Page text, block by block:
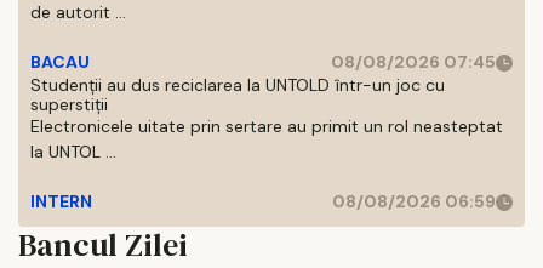
de autorit ...
BACAU
08/08/2026 07:45
Studenții au dus reciclarea la UNTOLD într-un joc cu
superstiții
Electronicele uitate prin sertare au primit un rol neasteptat
la UNTOL ...
INTERN 08/08/2026 06:59
Bancul Zilei